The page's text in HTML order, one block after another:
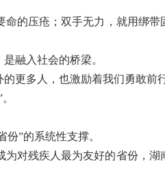
的压疮；双手无力，就用绑带
融入社会的桥梁。
更多人，也激励着我们勇敢前
”的系统性支撑。
为对残疾人最为友好的省份，湖